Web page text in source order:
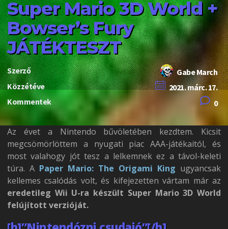
Super Mario 3D World +
Bowser’s Fury
JÁTÉKTESZT
Szerző
Gabe March
Közzétéve
2021. márc. 17.
Kommentek
0
Az évet a Nintendo bűvöletében kezdtem. Kicsit
megcsömörlöttem a nyugati piac AAA-játékaitól, és
most valahogy jót tesz a lelkemnek ez a távol-keleti
túra. A Paper Mario: The Origami King ugyancsak
kellemes csalódás volt, és kifejezetten vártam már az
eredetileg Wii U-ra készült Super Mario 3D World
felújított verzióját.